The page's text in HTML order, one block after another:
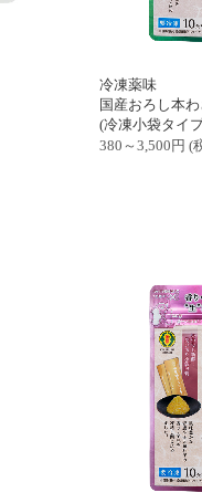
冷凍薬味
国産おろし本
(冷凍小袋タイ
380～3,500円(